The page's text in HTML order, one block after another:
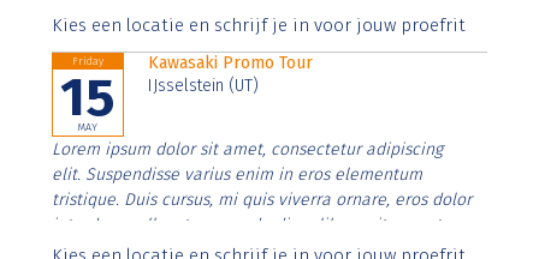
Aenean faucibus nibh et justo cursus id rutrum lorem
Kies een locatie en schrijf je in voor jouw proefrit
Friday
15
MAY
Kawasaki Promo Tour
IJsselstein (UT)
Lorem ipsum dolor sit amet, consectetur adipiscing
elit. Suspendisse varius enim in eros elementum
tristique. Duis cursus, mi quis viverra ornare, eros dolor
interdum nulla, ut commodo diam libero vitae erat.
Aenean faucibus nibh et justo cursus id rutrum lorem